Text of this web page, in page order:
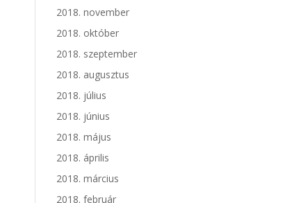
2018. november
2018. október
2018. szeptember
2018. augusztus
2018. július
2018. június
2018. május
2018. április
2018. március
2018. február